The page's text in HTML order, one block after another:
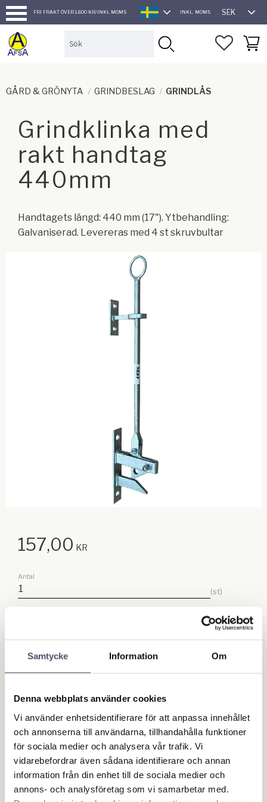
Samtycke Information Om
Denna webbplats använder cookies
Vi använder enhetsidentifierare för att anpassa innehållet
och annonserna till användarna, tillhandahålla funktioner
för sociala medier och analysera vår trafik. Vi
vidarebefordrar även sådana identifierare och annan
information från din enhet till de sociala medier och
annons- och analysföretag som vi samarbetar med.
Meny
FRI FRAKT ÖVER 1.600 KR/INKL MOMS
SVENSKA
INKL. MOMS SEK
GÅRD & GRÖNYTA GRINDBESLAG GRINDLÅS
Grindklinka med
rakt handtag
440mm
Handtagets längd: 440 mm (17"). Ytbehandling:
Galvaniserad. Levereras med 4 st skruvbultar
157,00 KR
Antal
st
Lägg
Lagerstatus
Beställningsvara
Artikelnr
9397
Ge ett omdöme!
Omdömen